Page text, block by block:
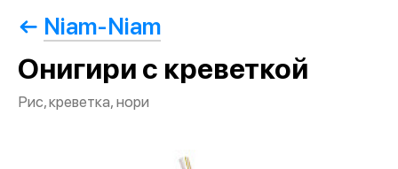
Niam-Niam
Онигири с креветкой
Рис, креветка, нори